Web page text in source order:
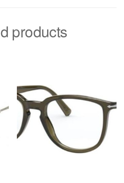
products